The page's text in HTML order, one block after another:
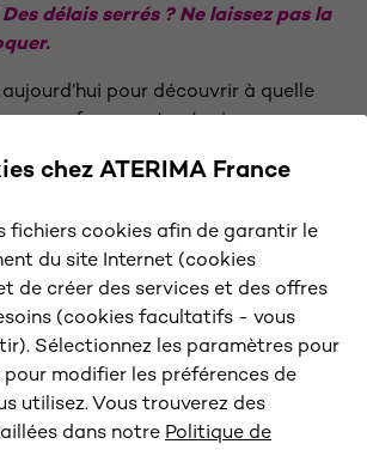
délais serrés ? Ne laissez pas la
pour découvrir à quelle
renforcer votre équipe :
b2b-batiment
CONTACT
06 87 02 50 78
entreprise@aterima.fr
chez ATERIMA France
fichiers cookies afin de garantir le
du site Internet (cookies
de créer des services et des offres
(cookies facultatifs - vous
Sélectionnez les paramètres pour
pour modifier les préférences de
utilisez. Vous trouverez des
dans notre Politique de